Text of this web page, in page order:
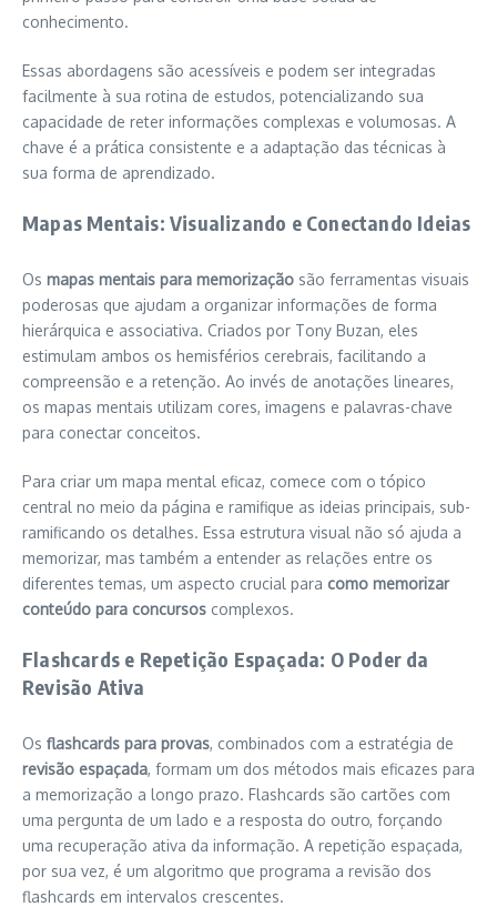
conhecimento.
Essas abordagens são acessíveis e podem ser integradas
facilmente à sua rotina de estudos, potencializando sua
capacidade de reter informações complexas e volumosas. A
chave é a prática consistente e a adaptação das técnicas à
sua forma de aprendizado.
Mapas Mentais: Visualizando e Conectando Ideias
Os mapas mentais para memorização são ferramentas visuais
poderosas que ajudam a organizar informações de forma
hierárquica e associativa. Criados por Tony Buzan, eles
estimulam ambos os hemisférios cerebrais, facilitando a
compreensão e a retenção. Ao invés de anotações lineares,
os mapas mentais utilizam cores, imagens e palavras-chave
para conectar conceitos.
Para criar um mapa mental eficaz, comece com o tópico
central no meio da página e ramifique as ideias principais, sub-
ramificando os detalhes. Essa estrutura visual não só ajuda a
memorizar, mas também a entender as relações entre os
diferentes temas, um aspecto crucial para como memorizar
conteúdo para concursos complexos.
Flashcards e Repetição Espaçada: O Poder da
Revisão Ativa
Os flashcards para provas, combinados com a estratégia de
revisão espaçada, formam um dos métodos mais eficazes para
a memorização a longo prazo. Flashcards são cartões com
uma pergunta de um lado e a resposta do outro, forçando
uma recuperação ativa da informação. A repetição espaçada,
por sua vez, é um algoritmo que programa a revisão dos
flashcards em intervalos crescentes.